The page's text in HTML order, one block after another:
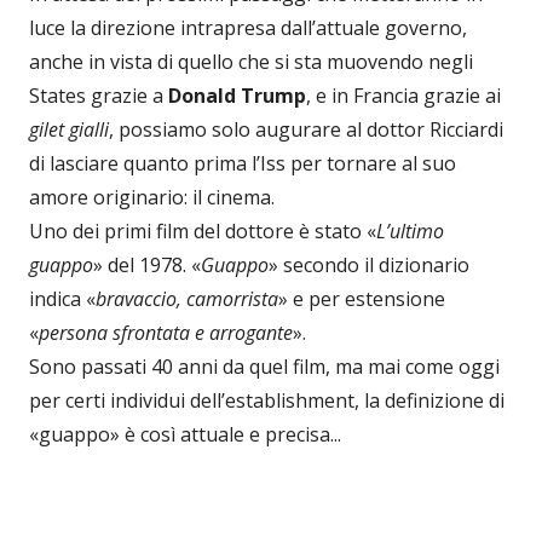
luce la direzione intrapresa dall’attuale governo,
anche in vista di quello che si sta muovendo negli
States grazie a Donald Trump, e in Francia grazie ai
gilet gialli, possiamo solo augurare al dottor Ricciardi
di lasciare quanto prima l’Iss per tornare al suo
amore originario: il cinema.
Uno dei primi film del dottore è stato «L’ultimo
guappo» del 1978. «Guappo» secondo il dizionario
indica «bravaccio, camorrista» e per estensione
«persona sfrontata e arrogante».
Sono passati 40 anni da quel film, ma mai come oggi
per certi individui dell’establishment, la definizione di
«guappo» è così attuale e precisa...